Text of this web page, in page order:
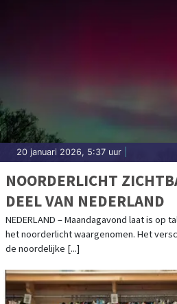
20 januari 2026, 5:37 uur
NOORDERLICHT
DEEL VAN NEDERLAND
NEDERLAND – Maandagavond laat is op
het noorderlicht waargenomen. Het
de noordelijke [...]